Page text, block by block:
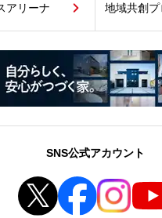
アリーナ 地域共創プ
SNS公式アカウント